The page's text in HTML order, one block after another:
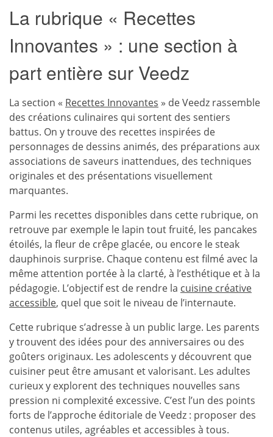
La rubrique « Recettes
Innovantes » : une section à
part entière sur Veedz
La section « Recettes Innovantes » de Veedz rassemble
des créations culinaires qui sortent des sentiers
battus. On y trouve des recettes inspirées de
personnages de dessins animés, des préparations aux
associations de saveurs inattendues, des techniques
originales et des présentations visuellement
marquantes.
Parmi les recettes disponibles dans cette rubrique, on
retrouve par exemple le lapin tout fruité, les pancakes
étoilés, la fleur de crêpe glacée, ou encore le steak
dauphinois surprise. Chaque contenu est filmé avec la
même attention portée à la clarté, à l’esthétique et à la
pédagogie. L’objectif est de rendre la cuisine créative
accessible, quel que soit le niveau de l’internaute.
Cette rubrique s’adresse à un public large. Les parents
y trouvent des idées pour des anniversaires ou des
goûters originaux. Les adolescents y découvrent que
cuisiner peut être amusant et valorisant. Les adultes
curieux y explorent des techniques nouvelles sans
pression ni complexité excessive. C’est l’un des points
forts de l’approche éditoriale de Veedz : proposer des
contenus utiles, agréables et accessibles à tous.